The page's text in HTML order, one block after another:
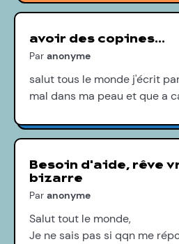
avoir des copines...
Par anonyme
salut tous le monde j'écrit
mal dans ma peau et que a
Besoin d'aide, rêve
bizarre
Par anonyme
Salut tout le monde,
Je ne sais pas si qqn me